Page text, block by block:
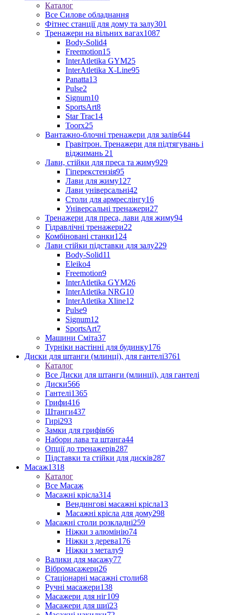
Каталог
Все Силове обладнання
Фітнес станції для дому та залу301
Тренажери на вільних вагах1087
Body-Solid4
Freemotion15
InterAtletika GYM25
InterAtletika X-Line95
Panatta13
Pulse2
Signum10
SportsArt8
Star Trac14
Toorx25
Вантажно-блочні тренажери для залів644
Гравітрон. Тренажери для підтягувань і
віджимань 21
Лави, стійки для преса та жиму929
Гіперекстензія95
Лави для жиму127
Лави універсальні42
Столи для армреслінгу16
Універсальні тренажери27
Тренажери для преса, лави для жиму94
Гідравлічні тренажери22
Комбіновані станки124
Лави стійки підставки для залу229
Body-Solid11
Eleiko4
Freemotion9
InterAtletika GYM26
InterAtletika NRG10
InterAtletika Xline12
Pulse9
Signum12
SportsArt7
Машини Сміта37
Турніки настінні для будинку176
Диски для штанги (млинці), для гантелі3761
Каталог
Все Диски для штанги (млинці), для гантелі
Диски566
Гантелі1365
Грифи416
Штанги437
Гирі293
Замки для грифів66
Набори лава та штанга44
Опції до тренажерів287
Підставки та стійки для дисків287
Масаж1318
Каталог
Все Масаж
Масажні крісла314
Вендингові масажні крісла13
Масажні крісла для дому298
Масажні столи розкладні259
Ніжки з алюмінію74
Ніжки з дерева176
Ніжки з металу9
Валики для масажу77
Вібромасажери26
Стаціонарні масажні столи68
Ручні масажери138
Масажери для ніг109
Масажери для шиї23